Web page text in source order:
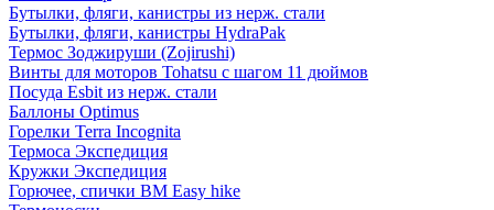
Бутылки, фляги, канистры из нерж. стали
Бутылки, фляги, канистры HydraPak
Термос Зоджируши (Zojirushi)
Винты для моторов Tohatsu с шагом 11 дюймов
Посуда Esbit из нерж. стали
Баллоны Optimus
Горелки Terra Incognita
Термоса Экспедиция
Кружки Экспедиция
Горючее, спички BM Easy hike